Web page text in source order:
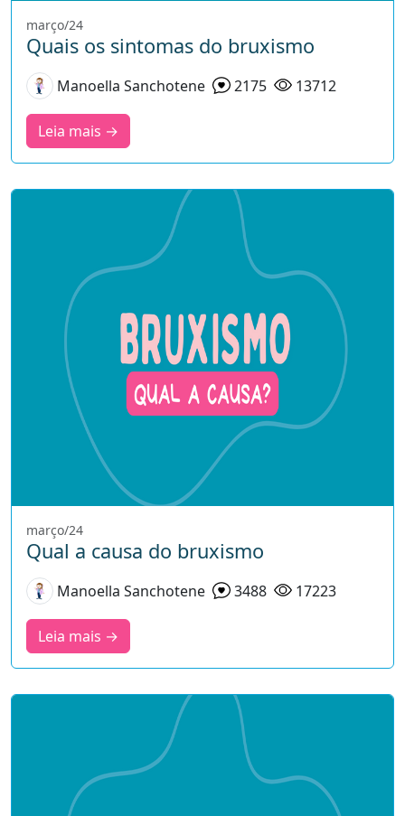
março/24
Quais os sintomas do bruxismo
Manoella Sanchotene 2175 13712
Leia mais →
março/24
Qual a causa do bruxismo
Manoella Sanchotene 3488 17223
Leia mais →